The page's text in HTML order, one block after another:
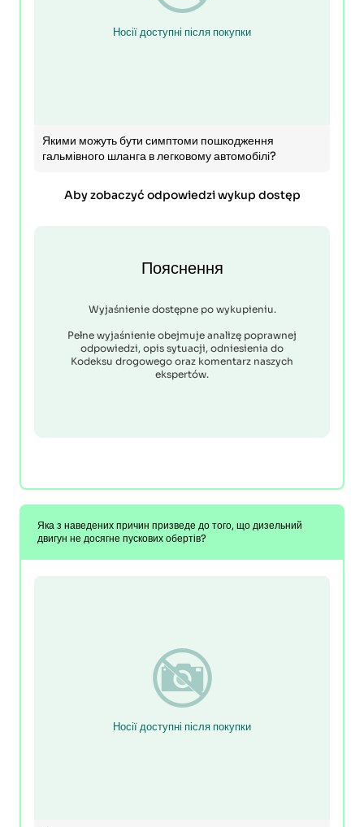
Носії доступні після покупки
Якими можуть бути симптоми пошкодження
гальмівного шланга в легковому автомобілі?
Aby zobaczyć odpowiedzi wykup dostęp
Пояснення
Wyjaśnienie dostępne po wykupieniu.
Pełne wyjaśnienie obejmuje analizę poprawnej
odpowiedzi, opis sytuacji, odniesienia do
Kodeksu drogowego oraz komentarz naszych
ekspertów.
Яка з наведених причин призведе до того, що дизельний
двигун не досягне пускових обертів?
Носії доступні після покупки